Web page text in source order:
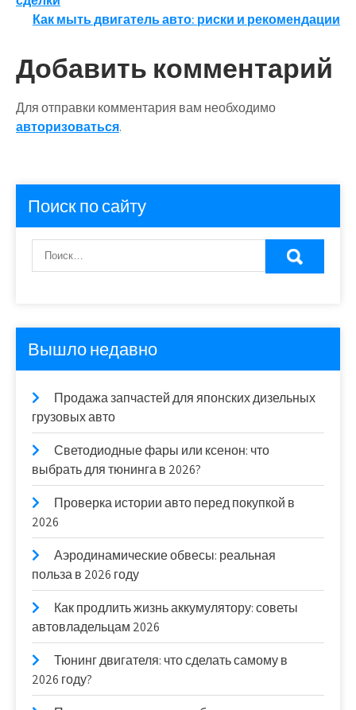
поКак мыть двигатель авто: риски и рекомендации
Добавить комментарий
Для отправки комментария вам необходимо
авторизоваться.
Поиск по сайту
Вышло недавно
Продажа запчастей для японских дизельных
грузовых авто
Светодиодные фары или ксенон: что
выбрать для тюнинга в 2026?
Проверка истории авто перед покупкой в
2026
Аэродинамические обвесы: реальная
польза в 2026 году
Как продлить жизнь аккумулятору: советы
автовладельцам 2026
Тюнинг двигателя: что сделать самому в
2026 году?